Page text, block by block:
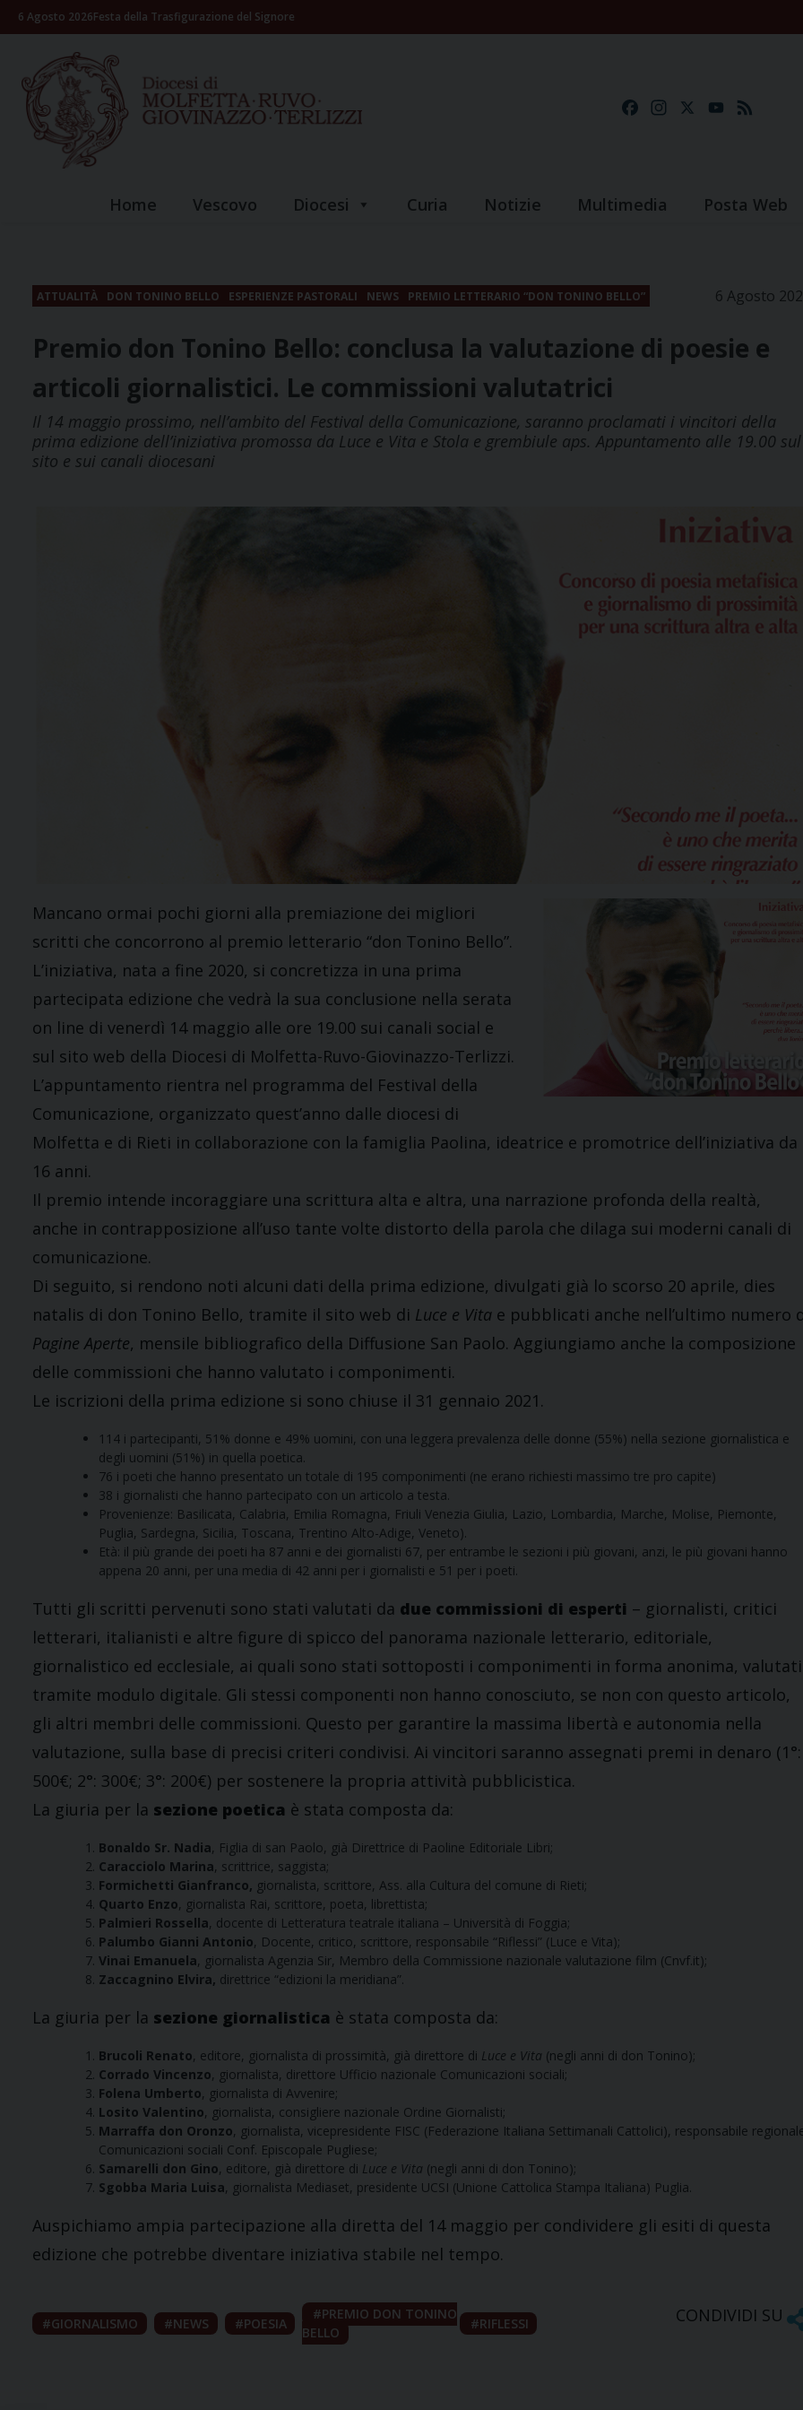
Skip6 Agosto 2026Festa della Trasfigurazione del Signore
FacebookInstagramYouTube
Home Vescovo Diocesi Curia Notizie Multimedia Posta Web
ATTUALITÀ DON TONINO BELLO ESPERIENZE PASTORALI NEWS PREMIO LETTERARIO “DON TONINO BELLO” 6 Agosto
Premio don Tonino Bello: conclusa la valutazione di poesie e
articoli giornalistici. Le commissioni valutatrici
Il 14 maggio prossimo, nell’ambito del Festival della Comunicazione, saranno proclamati i vincitori della
prima edizione dell’iniziativa promossa da Luce e Vita e Stola e grembiule aps. Appuntamento alle 19.00 sul
sito e sui canali diocesani
Mancano ormai pochi giorni alla premiazione dei migliori
scritti che concorrono al premio letterario “don Tonino Bello”.
L’iniziativa, nata a fine 2020, si concretizza in una prima
partecipata edizione che vedrà la sua conclusione nella serata
on line di venerdì 14 maggio alle ore 19.00 sui canali social e
sul sito web della Diocesi di Molfetta-Ruvo-Giovinazzo-Terlizzi.
L’appuntamento rientra nel programma del Festival della
Comunicazione, organizzato quest’anno dalle diocesi di
Molfetta e di Rieti in collaborazione con la famiglia Paolina, ideatrice e promotrice dell’iniziativa da
16 anni.
Il premio intende incoraggiare una scrittura alta e altra, una narrazione profonda della realtà,
anche in contrapposizione all’uso tante volte distorto della parola che dilaga sui moderni canali di
comunicazione.
Di seguito, si rendono noti alcuni dati della prima edizione, divulgati già lo scorso 20 aprile, dies
natalis di don Tonino Bello, tramite il sito web di Luce e Vita e pubblicati anche nell’ultimo numero
Pagine Aperte, mensile bibliografico della Diffusione San Paolo. Aggiungiamo anche la composizione
delle commissioni che hanno valutato i componimenti.
Le iscrizioni della prima edizione si sono chiuse il 31 gennaio 2021.
114 i partecipanti, 51% donne e 49% uomini, con una leggera prevalenza delle donne (55%) nella sezione giornalistica e
degli uomini (51%) in quella poetica.
76 i poeti che hanno presentato un totale di 195 componimenti (ne erano richiesti massimo tre pro capite)
38 i giornalisti che hanno partecipato con un articolo a testa.
Provenienze: Basilicata, Calabria, Emilia Romagna, Friuli Venezia Giulia, Lazio, Lombardia, Marche, Molise, Piemonte,
Puglia, Sardegna, Sicilia, Toscana, Trentino Alto-Adige, Veneto).
Età: il più grande dei poeti ha 87 anni e dei giornalisti 67, per entrambe le sezioni i più giovani, anzi, le più giovani hanno
appena 20 anni, per una media di 42 anni per i giornalisti e 51 per i poeti.
Tutti gli scritti pervenuti sono stati valutati da due commissioni di esperti – giornalisti, critici
letterari, italianisti e altre figure di spicco del panorama nazionale letterario, editoriale,
giornalistico ed ecclesiale, ai quali sono stati sottoposti i componimenti in forma anonima, valutati
tramite modulo digitale. Gli stessi componenti non hanno conosciuto, se non con questo articolo,
gli altri membri delle commissioni. Questo per garantire la massima libertà e autonomia nella
valutazione, sulla base di precisi criteri condivisi. Ai vincitori saranno assegnati premi in denaro (1°:
500€; 2°: 300€; 3°: 200€) per sostenere la propria attività pubblicistica.
La giuria per la sezione poetica è stata composta da:
Bonaldo Sr. Nadia, Figlia di san Paolo, già Direttrice di Paoline Editoriale Libri;
Caracciolo Marina, scrittrice, saggista;
Formichetti Gianfranco, giornalista, scrittore, Ass. alla Cultura del comune di Rieti;
Quarto Enzo, giornalista Rai, scrittore, poeta, librettista;
Palmieri Rossella, docente di Letteratura teatrale italiana – Università di Foggia;
Palumbo Gianni Antonio, Docente, critico, scrittore, responsabile “Riflessi” (Luce e Vita);
Vinai Emanuela, giornalista Agenzia Sir, Membro della Commissione nazionale valutazione film (Cnvf.it);
Zaccagnino Elvira, direttrice “edizioni la meridiana”.
La giuria per la sezione giornalistica è stata composta da:
Brucoli Renato, editore, giornalista di prossimità, già direttore di Luce e Vita (negli anni di don Tonino);
Corrado Vincenzo, giornalista, direttore Ufficio nazionale Comunicazioni sociali;
Folena Umberto, giornalista di Avvenire;
Losito Valentino, giornalista, consigliere nazionale Ordine Giornalisti;
Marraffa don Oronzo, giornalista, vicepresidente FISC (Federazione Italiana Settimanali Cattolici), responsabile
Comunicazioni sociali Conf. Episcopale Pugliese;
Samarelli don Gino, editore, già direttore di Luce e Vita (negli anni di don Tonino);
Sgobba Maria Luisa, giornalista Mediaset, presidente UCSI (Unione Cattolica Stampa Italiana) Puglia.
Auspichiamo ampia partecipazione alla diretta del 14 maggio per condividere gli esiti di questa
edizione che potrebbe diventare iniziativa stabile nel tempo.
GIORNALISMO NEWS POESIA
PREMIO DON TONINO
BELLO
RIFLESSI CONDIVIDI SU